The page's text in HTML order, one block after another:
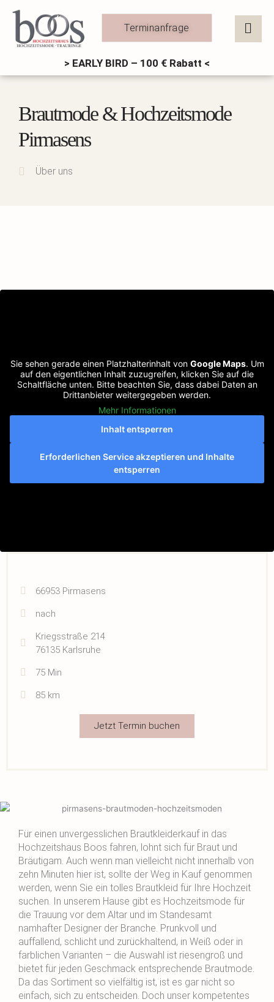
springen
Terminanfrage
> EARLY BIRD – 100 € Rabatt <
Brautmode & Hochzeitsmode
Pirmasens
Über uns
66953 Pirmasens
nach
Kriegsstraße 214
76135 Karlsruhe
75 Min
85 km
Jetzt Termin buchen
Sie sehen gerade einen Platzhalterinhalt von Google Maps. Um
auf den eigentlichen Inhalt zuzugreifen, klicken Sie auf die
Schaltfläche unten. Bitte beachten Sie, dass dabei Daten an
Drittanbieter weitergegeben werden.
Mehr Informationen
Inhalt entsperren
Erforderlichen Service akzeptieren und Inhalte
entsperren
Für einen unvergesslichen Brautkleiderkauf in das
Hochzeitshaus Boos fahren, lohnt sich für Braut und
Bräutigam. Auch wenn man vielleicht nicht innerhalb von
zehn Minuten hier ist, sollte der Weg in Kauf genommen
werden, wenn Sie ein tolles Brautkleid für Ihre Hochzeit
suchen. In unserem Hause gibt es Hochzeitsmode für
die Trauung vor dem Altar und im Standesamt
namhafter Designer der Branche. Prunkvoll und
auffallend, schlicht und zurückhaltend, in Weiß oder in
farblichen Varianten – die Auswahl ist riesengroß und
bietet für jeden Geschmack entsprechende Brautmode.
Da das Sortiment so vielfältig ist, ist es gar nicht so
einfach, sich zu entscheiden. Doch unser kompetentes